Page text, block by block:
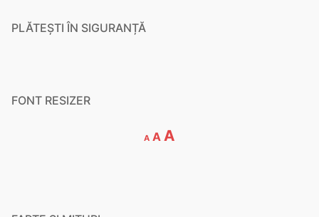
PLĂTEȘTI ÎN SIGURANȚĂ
FONT RESIZER
A
Decrease
font
A Reset
A